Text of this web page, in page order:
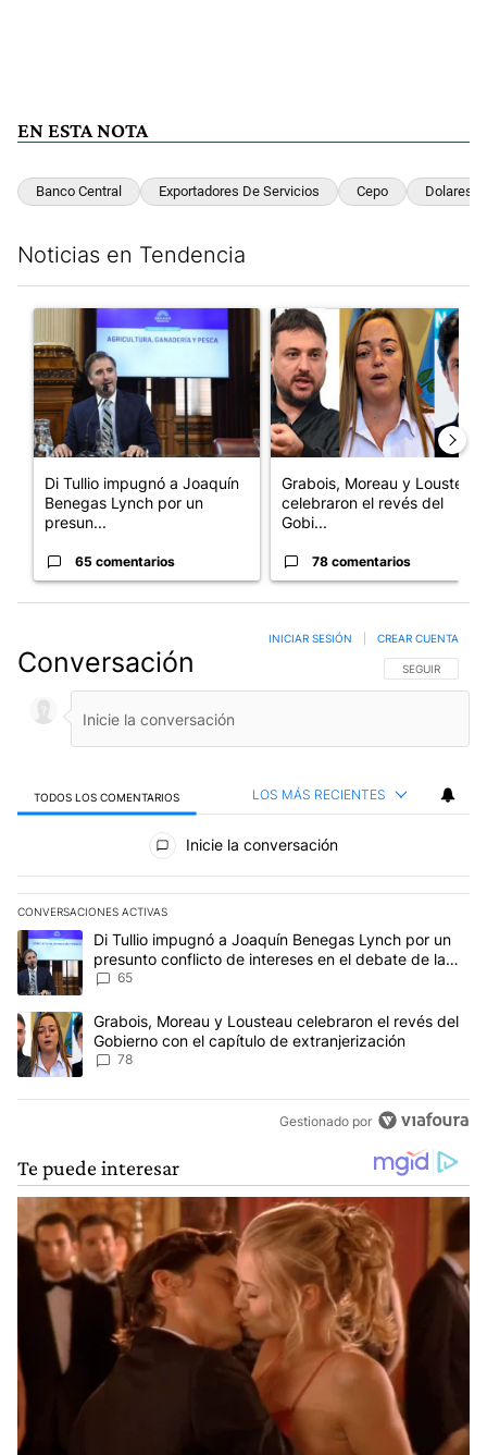
EN ESTA NOTA
Banco Central Exportadores De Servicios Cepo Dolares
Noticias en Tendencia
Un artículo de tendencia con el título "Di Tullio impugnó a
Di Tullio impugnó a Joaquín
Benegas Lynch por un
presun...
65 comentarios
Un artículo de tendencia con
Grabois, Moreau y Lousteau
celebraron el revés del
Gobi...
78 comentarios
Conversación SIGA ESTA
SEGUIR
INICIAR SESIÓN CREAR CUENTA
TODOS LOS COMENTARIOS LOS MÁS RECIENTES
Todos los comentarios
Inicie la conversación
CONVERSACIONES ACTIVAS
Este listado muestra los artículos con más comentarios en los
Un artículo de tendencia con el título "Di Tullio impugnó a
Di Tullio impugnó a Joaquín Benegas Lynch por un
presunto conflicto de intereses en el debate de la
Ley de Tierras
65
Un artículo de tendencia con el título "Grabois, Moreau y
Grabois, Moreau y Lousteau celebraron el revés del
Gobierno con el capítulo de extranjerización
78
Gestionado por